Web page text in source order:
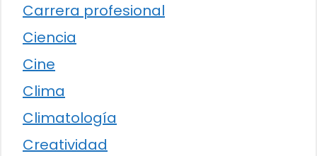
Carrera profesional
Ciencia
Cine
Clima
Climatología
Creatividad